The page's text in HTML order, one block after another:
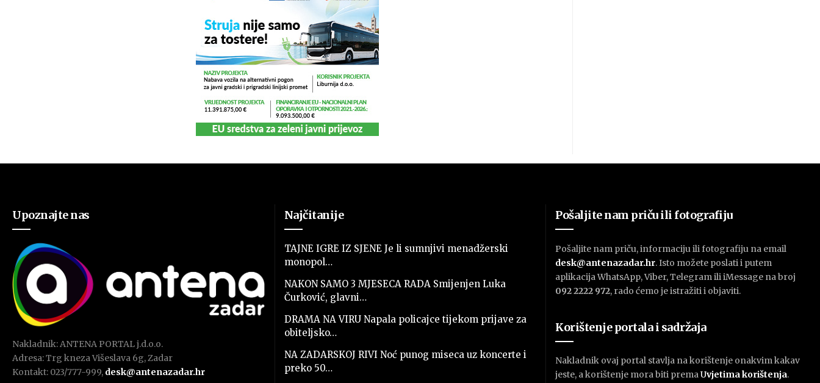
Upoznajte nas
Nakladnik: ANTENA PORTAL j.d.o.o.
Adresa: Trg kneza Višeslava 6g, Zadar
Kontakt: 023/777-999, desk@antenazadar.hr
Najčitanije
TAJNE IGRE IZ SJENE Je li sumnjivi menadžerski
monopol…
NAKON SAMO 3 MJESECA RADA Smijenjen Luka
Čurković, glavni…
DRAMA NA VIRU Napala policajce tijekom prijave za
obiteljsko…
NA ZADARSKOJ RIVI Noć punog miseca uz koncerte i
preko 50…
Pošaljite nam priču ili fotografiju
Pošaljite nam priču, informaciju ili fotografiju na email
desk@antenazadar.hr. Isto možete poslati i putem
aplikacija WhatsApp, Viber, Telegram ili iMessage na broj
092 2222 972, rado ćemo je istražiti i objaviti.
Korištenje portala i sadržaja
Nakladnik ovaj portal stavlja na korištenje onakvim kakav
jeste, a korištenje mora biti premaUvjetima korištenja.